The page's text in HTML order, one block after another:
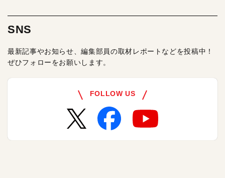
SNS
最新記事やお知らせ、編集部員の取材レポートなどを投稿中！
ぜひフォローをお願いします。
FOLLOW US